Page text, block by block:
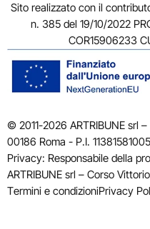
Sito realizzato con il
n. 385 del 19/10/2022
COR15906233
© 2011-2026 ARTRIBUNE srl
00186 Roma - P.I. 11381581005
Privacy: Responsabile della
ARTRIBUNE srl – Corso
Termini e condizioniPrivacy